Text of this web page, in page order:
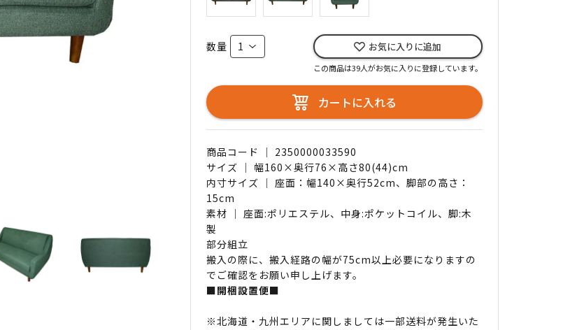
数量 お気に入りに追加
この商品は39人がお気に入りに登録しています。
カートに入れる
商品コード ｜ 2350000033590
サイズ ｜ 幅160×奥行76×高さ80(44)cm
内寸サイズ ｜ 座面：幅140×奥行52cm、脚部の高さ：
15cm
素材 ｜ 座面:ポリエステル、中身:ポケットコイル、脚:木
製
部分組立
搬入の際に、搬入経路の幅が75cm以上必要になりますの
でご確認をお願い申し上げます。
■開梱設置便■
※北海道・九州エリアに関しましては一部送料が発生いた